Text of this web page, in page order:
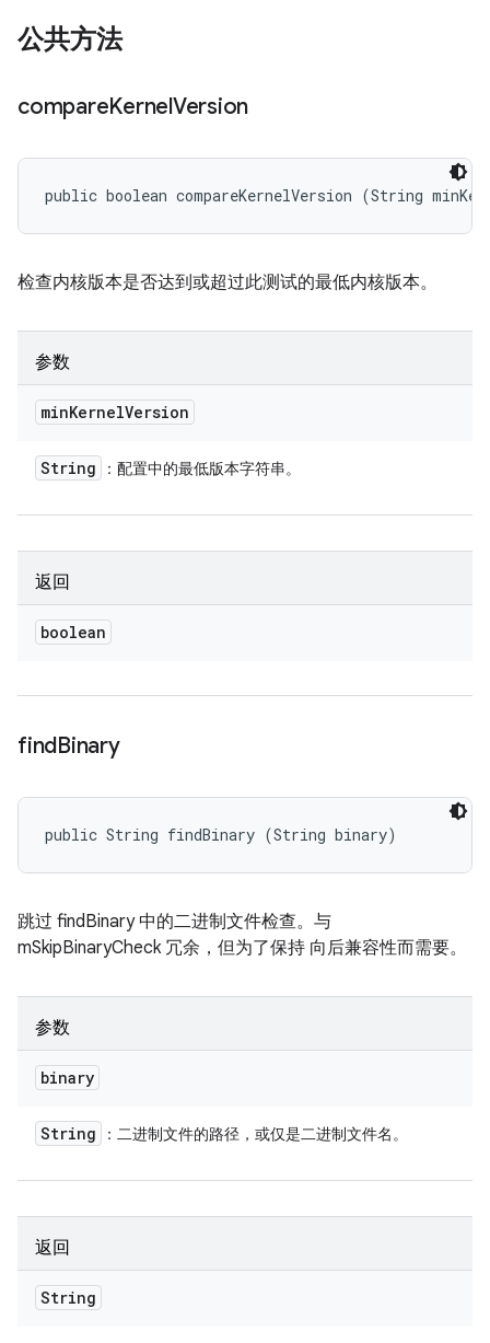
公共方法
compareKernelVersion
public boolean compareKernelVersion (String
检查内核版本是否达到或超过此测试的最低内核版本。
参数
minKernelVersion
String ：配置中的最低版本字符串。
返回
boolean
findBinary
public String findBinary (String binary)
跳过 findBinary 中的二进制文件检查。与
mSkipBinaryCheck 冗余，但为了保持 向后兼容性而需要。
参数
binary
String ：二进制文件的路径，或仅是二进制文件名。
返回
String